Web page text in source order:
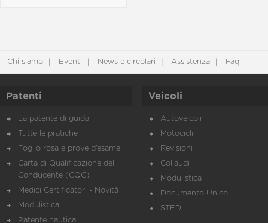
Chi siamo Eventi News e circolari Assistenza Faq
Patenti
La patente di guida
Tutte le pratiche
Foglio rosa e prove d’esame
Carta di Qualificazione del
Conducente (CQC)
Medici Certificatori - Novità
Modulistica
Patente nautica
Veicoli
Autoveicoli
Motocicli
Revisioni
Collaudi
Modulistica
Documento Unico
STED